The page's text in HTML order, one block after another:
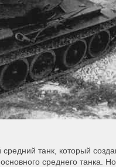
танк, который
среднего танка.